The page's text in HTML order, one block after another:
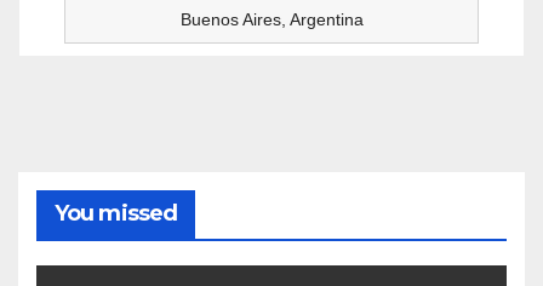
Buenos Aires, Argentina
You missed